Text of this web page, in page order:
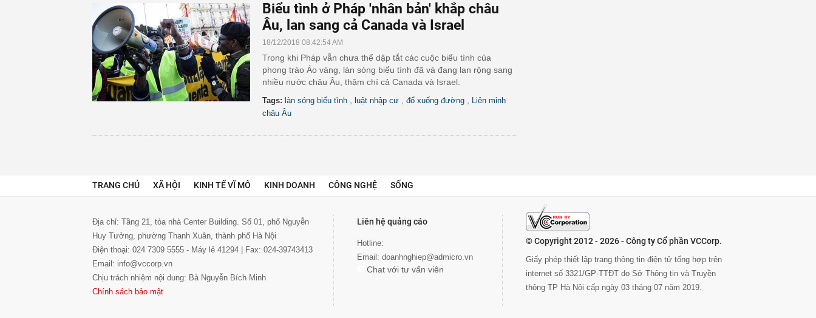
Biểu tình ở Pháp 'nhân bản' khắp châu
Âu, lan sang cả Canada và Israel
18/12/2018 08:42:54 AM
Trong khi Pháp vẫn chưa thể dập tắt các cuộc biểu tình của
phong trào Áo vàng, làn sóng biểu tình đã và đang lan rộng sang
nhiều nước châu Âu, thậm chí cả Canada và Israel.
Tags: làn sóng biểu tình luật nhập cư đổ xuống đường
Liên minh
châu Âu
TRANG CHỦ XÃ HỘI KINH TẾ VĨ MÔ KINH DOANH CÔNG NGHỆ SỐNG
Địa chỉ: Tầng 21, tòa nhà Center Building. Số 01, phố Nguyễn
Huy Tưởng, phường Thanh Xuân, thành phố Hà Nội
Điện thoại: 024 7309 5555 - Máy lẻ 41294 | Fax: 024-39743413
Email: info@vccorp.vn
Chịu trách nhiệm nội dung: Bà Nguyễn Bích Minh
Chính sách bảo mật
Liên hệ quảng cáo
Hotline:
Email: doanhnghiep@admicro.vn
Chat với tư vấn viên
© Copyright 2012 - 2026 - Công ty Cổ phần VCCorp.
Giấy phép thiết lập trang thông tin điện tử tổng hợp trên
internet số 3321/GP-TTĐT do Sở Thông tin và Truyền
thông TP Hà Nội cấp ngày 03 tháng 07 năm 2019.